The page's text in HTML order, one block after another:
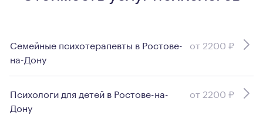
Семейные психотерапевты в Ростове-
на-Дону
от 2200 ₽
Психологи для детей в Ростове-на-
Дону
от 2200 ₽